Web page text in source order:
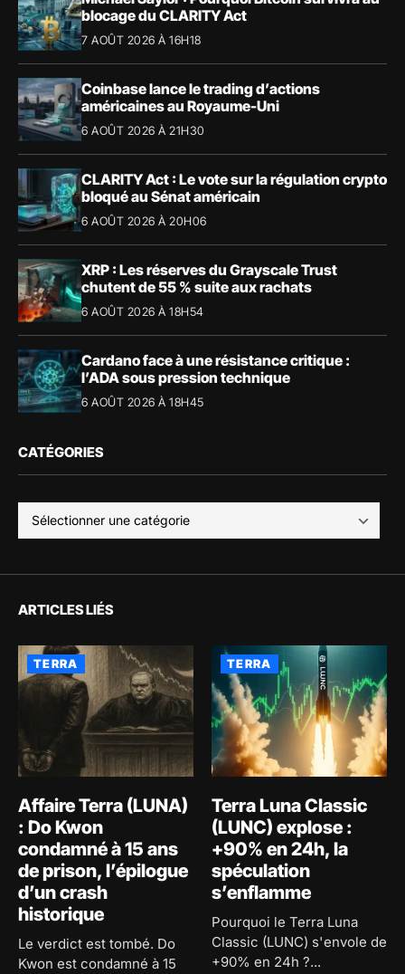
blocage du CLARITY Act
7 AOÛT 2026 À 16H18
Coinbase lance le trading d’actions
américaines au Royaume-Uni
6 AOÛT 2026 À 21H30
CLARITY Act : Le vote sur la régulation crypto
bloqué au Sénat américain
6 AOÛT 2026 À 20H06
XRP : Les réserves du Grayscale Trust
chutent de 55 % suite aux rachats
6 AOÛT 2026 À 18H54
Cardano face à une résistance critique :
l’ADA sous pression technique
6 AOÛT 2026 À 18H45
CATÉGORIES
ARTICLES LIÉS
TERRA
Affaire Terra (LUNA)
: Do Kwon
condamné à 15 ans
de prison, l’épilogue
d’un crash
historique
Le verdict est tombé. Do
Kwon est condamné à 15
TERRA
Terra Luna Classic
(LUNC) explose :
+90% en 24h, la
spéculation
s’enflamme
Pourquoi le Terra Luna
Classic (LUNC) s'envole de
+90% en 24h ?...